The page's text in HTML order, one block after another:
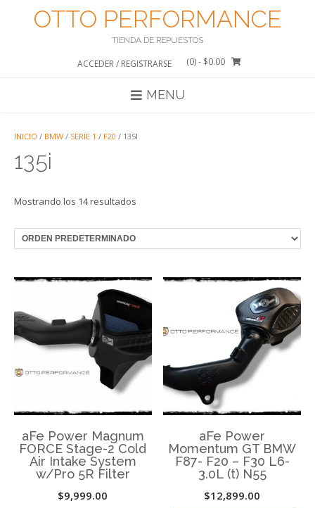
OTTO PERFORMANCE
TIENDA DE REPUESTOS
ACCEDER / REGISTRARSE (0)- $0.00
MENU
INICIO / BMW / SERIE 1 / F20 / 135I
135i
Mostrando los 14 resultados
aFe Power Magnum
FORCE Stage-2 Cold
Air Intake System
w/Pro 5R Filter
$9,999.00
aFe Power
Momentum GT BMW
F87- F20 – F30 L6-
3.0L (t) N55
$12,899.00